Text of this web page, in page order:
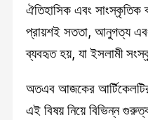
ঐতিহাসিক এবং সাংস্কৃতিক
প্রায়শই সততা, আনুগত্য এবং
ব্যবহৃত হয়, যা ইসলামী
অতএব আজকের আর্টিকেলটির
এই বিষয় নিয়ে বিভিন্ন